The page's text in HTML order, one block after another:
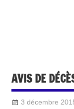
AVIS DE
3 décembre